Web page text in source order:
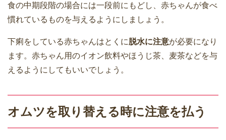
食の中期段階の場合には一段前にもどし、赤ちゃんが食べ
慣れているものを与えるようにしましょう。
下痢をしている赤ちゃんはとくに脱水に注意が必要になり
ます。赤ちゃん用のイオン飲料やほうじ茶、麦茶などを与
えるようにしてもいいでしょう。
オムツを取り替える時に注意を払う